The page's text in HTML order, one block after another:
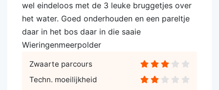
wel eindeloos met de 3 leuke bruggetjes over
het water. Goed onderhouden en een pareltje
daar in het bos daar in die saaie
Wieringenmeerpolder
Zwaarte parcours
Techn. moeilijkheid